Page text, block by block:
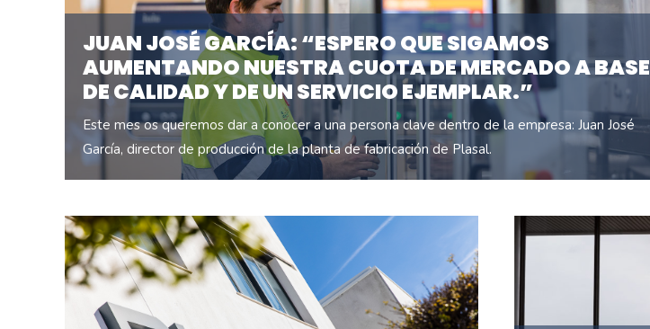
JUAN JOSÉ GARCÍA: “ESPERO QUE SIGAMOS
AUMENTANDO NUESTRA CUOTA DE MERCADO A BASE
DE CALIDAD Y DE UN SERVICIO EJEMPLAR.”
Este mes os queremos dar a conocer a una persona clave dentro de la empresa: Juan José
García, director de producción de la planta de fabricación de Plasal.